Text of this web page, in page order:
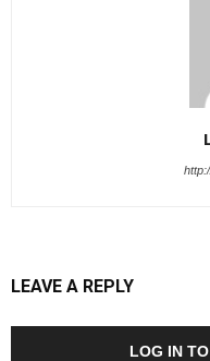
LEAVE A REPLY
LOG IN